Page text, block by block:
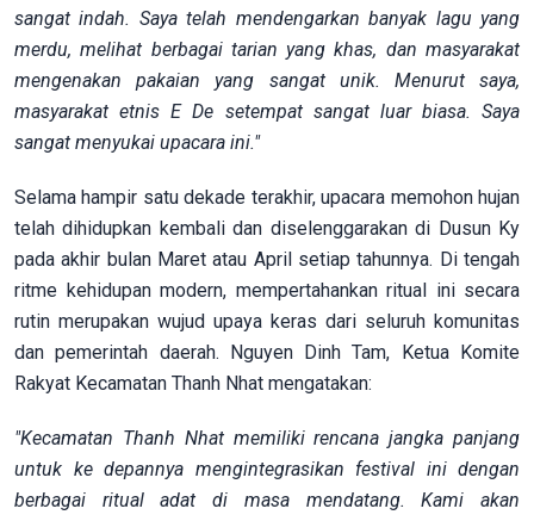
sangat indah. Saya telah mendengarkan banyak lagu yang
merdu, melihat berbagai tarian yang khas, dan masyarakat
mengenakan pakaian yang sangat unik. Menurut saya,
masyarakat etnis E De setempat sangat luar biasa. Saya
sangat menyukai upacara ini."
Selama hampir satu dekade terakhir, upacara memohon hujan
telah dihidupkan kembali dan diselenggarakan di Dusun Ky
pada akhir bulan Maret atau April setiap tahunnya. Di tengah
ritme kehidupan modern, mempertahankan ritual ini secara
rutin merupakan wujud upaya keras dari seluruh komunitas
dan pemerintah daerah. Nguyen Dinh Tam, Ketua Komite
Rakyat Kecamatan Thanh Nhat mengatakan:
"Kecamatan Thanh Nhat memiliki rencana jangka panjang
untuk ke depannya mengintegrasikan festival ini dengan
berbagai ritual adat di masa mendatang. Kami akan